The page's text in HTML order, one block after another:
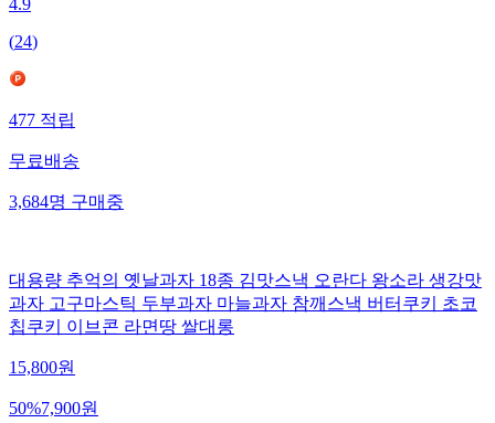
4.9
(24)
477적립
무료배송
3,684명구매중
대용량 추억의 옛날과자 18종 김맛스낵 오란다 왕소라 생강맛
과자 고구마스틱 두부과자 마늘과자 참깨스낵 버터쿠키 초코
칩쿠키 이브콘 라면땅 쌀대롱
15,800원
50%7,900원